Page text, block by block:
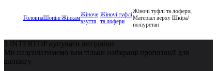
ГоловнаШопінгЖінкамЖіноче
взуття
Жіночі туфлі
та лофери
Жіночі туфлі та лофери,
Матеріал верху Шкіра/
поліуретан
З INTERTOP купувати вигідніше
Ми надсилатимемо вам тільки найкращі пропозиції для
шопінгу